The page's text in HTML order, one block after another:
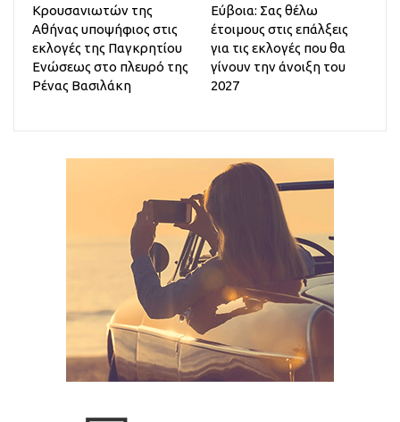
Κρουσανιωτών της
Αθήνας υποψήφιος στις
εκλογές της Παγκρητίου
Ενώσεως στο πλευρό της
Ρένας Βασιλάκη
Εύβοια: Σας θέλω
έτοιμους στις επάλξεις
για τις εκλογές που θα
γίνουν την άνοιξη του
2027